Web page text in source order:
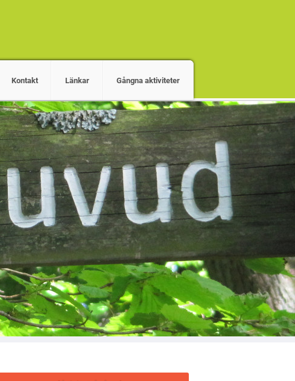
Kontakt Länkar Gångna aktiviteter